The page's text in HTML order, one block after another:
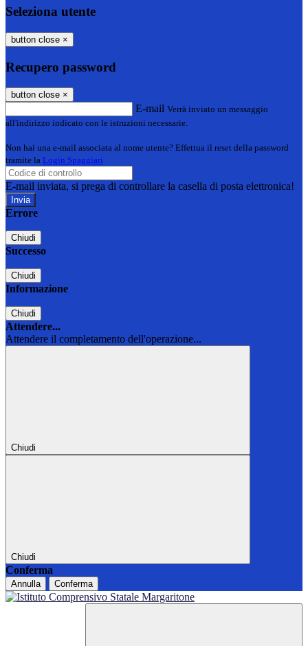
Seleziona utente
button close ×
Recupero password
button close ×
E-mail Verrà inviato un messaggio
all'indirizzo indicato con le istruzioni necessarie.
Non hai una e-mail associata al nome utente? Effettua il reset della password
tramite la Login Spaggiari
E-mail inviata, si prega di controllare la casella di posta elettronica!
Errore
Chiudi
Successo
Chiudi
Informazione
Chiudi
Attendere...
Attendere il completamento dell'operazione...
Chiudi
Chiudi
Conferma
Annulla Conferma